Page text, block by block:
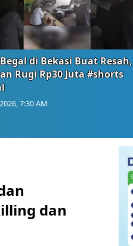
di Bekasi Buat Resah,
Rugi Rp30 Juta #shorts
7:30 AM
dan